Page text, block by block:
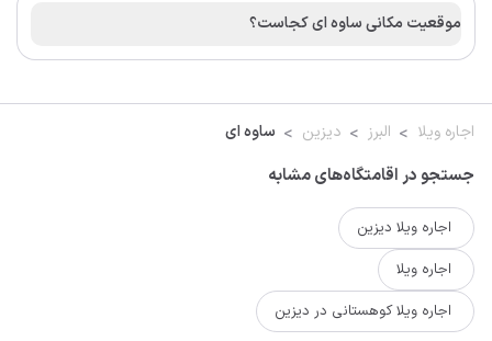
موقعیت مکانی ساوه ای کجاست؟
اجاره ویلا البرز دیزین ساوه ای
جستجو در اقامتگاه‌های مشابه
اجاره ویلا دیزین
اجاره ویلا
اجاره ویلا کوهستانی در دیزین